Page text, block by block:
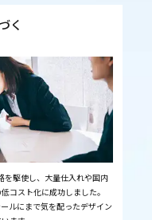
く
を駆使し、大量仕入れや国内
コスト化に成功しました。
ルにまで気を配ったデザイン